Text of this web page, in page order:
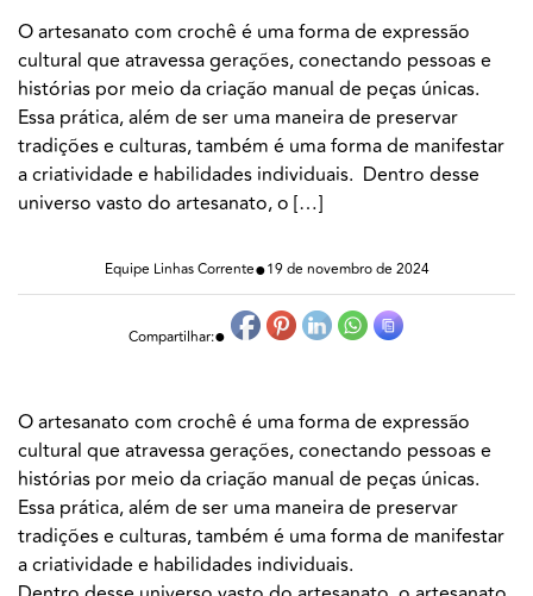
O artesanato com crochê é uma forma de expressão
cultural que atravessa gerações, conectando pessoas e
histórias por meio da criação manual de peças únicas.
Essa prática, além de ser uma maneira de preservar
tradições e culturas, também é uma forma de manifestar
a criatividade e habilidades individuais. Dentro desse
universo vasto do artesanato, o […]
Equipe Linhas Corrente●19 de novembro de 2024
Compartilhar:●
O artesanato com crochê é uma forma de expressão
cultural que atravessa gerações, conectando pessoas e
histórias por meio da criação manual de peças únicas.
Essa prática, além de ser uma maneira de preservar
tradições e culturas, também é uma forma de manifestar
a criatividade e habilidades individuais.